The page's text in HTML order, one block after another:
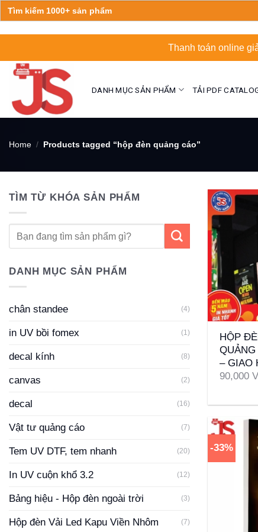
Search
for:
to
content
Thanh toán online
DANH MỤC SẢN PHẨM TẢI PDF
Home / Products tagged “hộp đèn quảng cáo”
TÌM TỪ KHÓA SẢN PHẨM
Search
DANH MỤC SẢN PHẨM
chân standee (4)
in UV bồi fomex (1)
decal kính (8)
canvas (2)
decal (16)
Vật tư quảng cáo (7)
Tem UV DTF, tem nhanh (20)
In UV cuộn khổ 3.2 (12)
Bảng hiệu - Hộp đèn ngoài trời (3)
Hộp đèn Vải Led Kapu Viền Nhôm (7)
+
HỘP
– GIAO
90,000
-33%